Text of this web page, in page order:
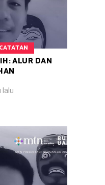
CATATAN
ALUR DAN
lalu